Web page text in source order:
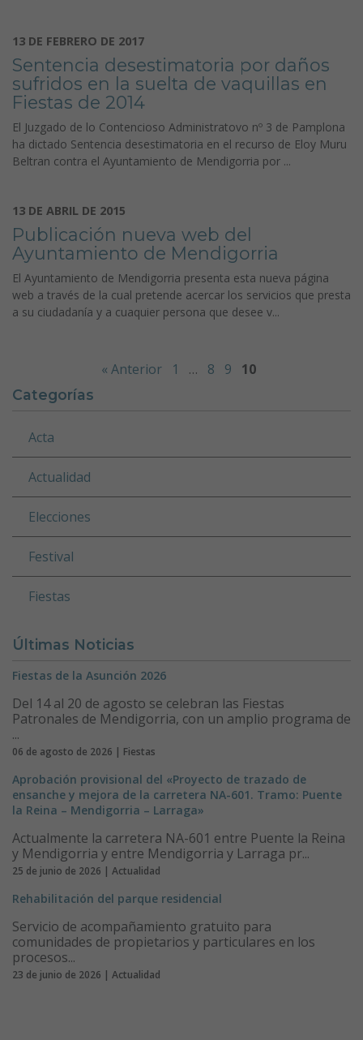
13 DE FEBRERO DE 2017
Sentencia desestimatoria por daños
sufridos en la suelta de vaquillas en
Fiestas de 2014
El Juzgado de lo Contencioso Administratovo nº 3 de Pamplona
ha dictado Sentencia desestimatoria en el recurso de Eloy Muru
Beltran contra el Ayuntamiento de Mendigorria por ...
13 DE ABRIL DE 2015
Publicación nueva web del
Ayuntamiento de Mendigorria
El Ayuntamiento de Mendigorria presenta esta nueva página
web a través de la cual pretende acercar los servicios que presta
a su ciudadanía y a cuaquier persona que desee v...
« Anterior 1 … 8 9 10
Categorías
Acta
Actualidad
Elecciones
Festival
Fiestas
Últimas Noticias
Fiestas de la Asunción 2026
Del 14 al 20 de agosto se celebran las Fiestas
Patronales de Mendigorria, con un amplio programa de
...
06 de agosto de 2026 | Fiestas
Aprobación provisional del «Proyecto de trazado de
ensanche y mejora de la carretera NA-601. Tramo: Puente
la Reina – Mendigorria – Larraga»
Actualmente la carretera NA-601 entre Puente la Reina
y Mendigorria y entre Mendigorria y Larraga pr...
25 de junio de 2026 | Actualidad
Rehabilitación del parque residencial
Servicio de acompañamiento gratuito para
comunidades de propietarios y particulares en los
procesos...
23 de junio de 2026 | Actualidad